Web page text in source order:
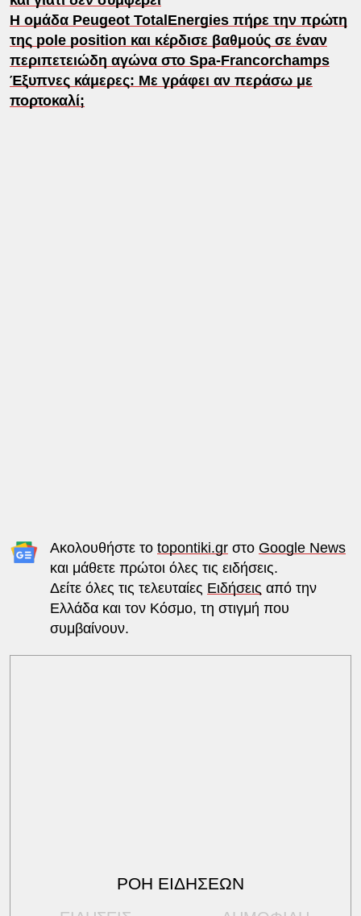
Η ομάδα Peugeot TotalEnergies πήρε την πρώτη
της pole position και κέρδισε βαθμούς σε έναν
περιπετειώδη αγώνα στο Spa-Francorchamps
Έξυπνες κάμερες: Με γράφει αν περάσω με
πορτοκαλί;
Ακολουθήστε το topontiki.grστο Google News
και μάθετε πρώτοι όλες τις ειδήσεις.
Δείτε όλες τις τελευταίες Ειδήσεις από την
Ελλάδα και τον Κόσμο, τη στιγμή που
συμβαίνουν.
ΡΟΗ ΕΙΔΗΣΕΩΝ